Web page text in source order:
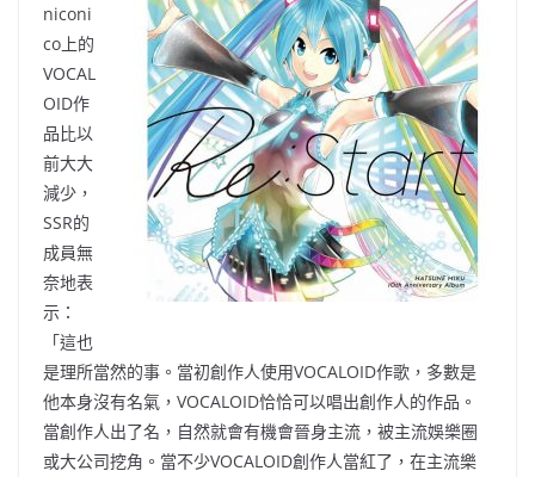
niconi
co上的
VOCAL
OID作
品比以
前大大
減少，
SSR的
成員無
奈地表
示：
「這也
是理所當然的事。當初創作人使用VOCALOID作歌，多數是
他本身沒有名氣，VOCALOID恰恰可以唱出創作人的作品。
當創作人出了名，自然就會有機會晉身主流，被主流娛樂圈
或大公司挖角。當不少VOCALOID創作人當紅了，在主流樂